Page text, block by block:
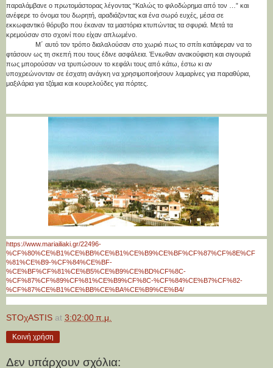
παραλάμβανε ο πρωτομάστορας λέγοντας “Καλώς το φιλοδώρημα από τον …” και
ανέφερε το όνομα του δωρητή, αραδιάζοντας και ένα σωρό ευχές, μέσα σε
εκκωφαντικό θόρυβο που έκαναν τα μαστόρια κτυπώντας τα σφυριά. Μετά τα
κρεμούσαν στο σχοινί που είχαν απλωμένο.
Μ΄ αυτό τον τρόπο διαλαλούσαν στο χωριό πως το σπίτι κατάφεραν να το
φτάσουν ως τη σκεπή που τους έδινε ασφάλεια. Ένιωθαν ανακούφιση και σιγουριά
πως μπορούσαν να τρυπώσουν το κεφάλι τους από κάτω, έστω κι αν
υποχρεώνονταν σε έσχατη ανάγκη να χρησιμοποιήσουν λαμαρίνες για παραθύρια,
μαξιλάρια για τζάμια και κουρελούδες για πόρτες.
https://www.mariailiaki.gr/22496-
%CF%80%CE%B1%CE%BB%CE%B1%CE%B9%CE%BF%CF%87%CF%8E%CF
%81%CE%B9-%CF%84%CE%BF-
%CE%BF%CF%81%CE%B5%CE%B9%CE%BD%CF%8C-
%CF%87%CF%89%CF%81%CE%B9%CF%8C-%CF%84%CE%B7%CF%82-
%CF%87%CE%B1%CE%BB%CE%BA%CE%B9%CE%B4/
STOχASTIS at 3:02:00 π.μ.
Κοινή χρήση
Δεν υπάρχουν σχόλια: